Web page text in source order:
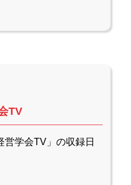
TV
学会TV」の収録日